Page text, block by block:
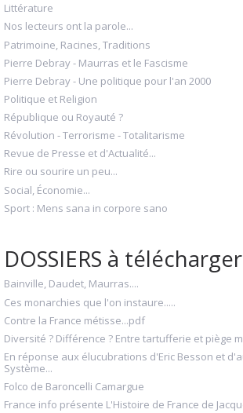
Littérature
Nos lecteurs ont la parole...
Patrimoine, Racines, Traditions
Pierre Debray - Maurras et le Fascisme
Pierre Debray - Une politique pour l'an 2000
Politique et Religion
République ou Royauté ?
Révolution - Terrorisme - Totalitarisme
Revue de Presse et d'Actualité...
Rire ou sourire un peu...
Social, Économie...
Sport : Mens sana in corpore sano
DOSSIERS à télécharger
Bainville, Daudet, Maurras....
Ces monarchies que l'on instaure.....
Contre la France métisse...pdf
Diversité ? Différence ? Entre tartufferie et piège
En réponse aux élucubrations d'Eric Besson et
Système...
Folco de Baroncelli Camargue
France info présente L'Histoire de France de